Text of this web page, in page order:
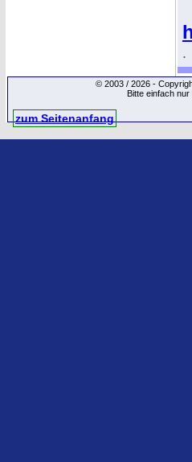
.
© 2003 / 2026 -
Bitte einfach
zum Seitenanfang